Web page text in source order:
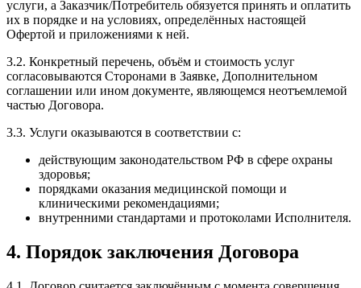
услуги, а Заказчик/Потребитель обязуется принять и оплатить
их в порядке и на условиях, определённых настоящей
Офертой и приложениями к ней.
3.2. Конкретный перечень, объём и стоимость услуг
согласовываются Сторонами в Заявке, Дополнительном
соглашении или ином документе, являющемся неотъемлемой
частью Договора.
3.3. Услуги оказываются в соответствии с:
действующим законодательством РФ в сфере охраны
здоровья;
порядками оказания медицинской помощи и
клиническими рекомендациями;
внутренними стандартами и протоколами Исполнителя.
4. Порядок заключения Договора